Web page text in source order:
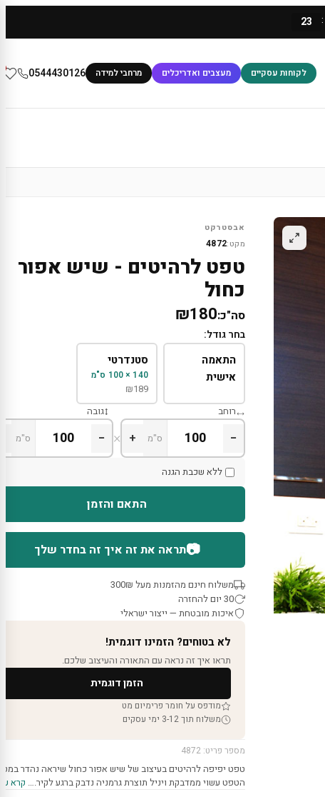
23 :
לקוחות עסקיים מעצבים ואדריכלים מרחבי למידה 0544430126
אבסטרקט
מקט:4872
טפט לרהיטים - שיש אפור
כחול
סה"כ:₪180
בחר גודל:
התאמה
אישית
סטנדרטי
140 × 100 ס"מ
₪189
רוחב
− ס"מ +
×
גובה
− ס"מ
ללא שכבת הגנה
התאם והזמן
📷תראה את זה איך זה בחדר שלך
משלוח חינם מהזמנות מעל 300₪
30 יום להחזרה
איכות מובטחת — ייצור ישראלי
לא בטוחים? הזמינו דוגמית!
תראו איך זה נראה עם התאורה והעיצוב שלכם.
הזמן דוגמית
מודפס על חומר פרימיום מט
משלוח תוך 3-12 ימי עסקים
מספר פריט: 4872
טפט יפיפה לרהיטים בעיצוב של שיש אפור כחול שיראה נהדר
הטפט עשוי ממדבקת ויניל תוצרת גרמניה נדבק ברגע לקיר.… קרא